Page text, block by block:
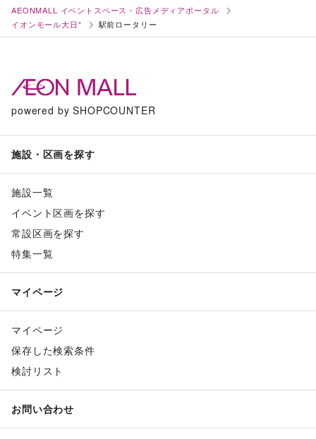
AEONMALL イベントスペース・広告メディアポータル
イオンモール大日*
駅前ロータリー
powered by SHOPCOUNTER
施設・区画を探す
施設一覧
イベント区画を探す
常設区画を探す
特集一覧
マイページ
マイページ
保存した検索条件
検討リスト
お問い合わせ